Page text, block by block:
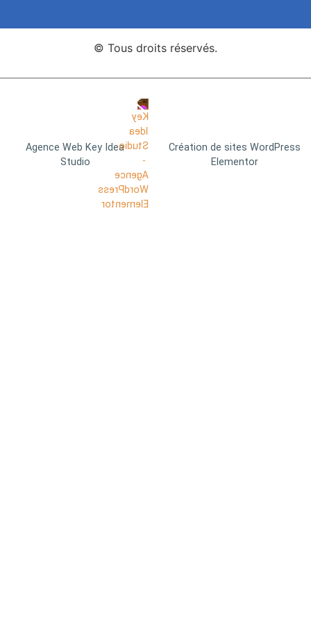
© Tous droits réservés.
Agence Web Key Idea
Studio
Création de sites WordPress
Elementor